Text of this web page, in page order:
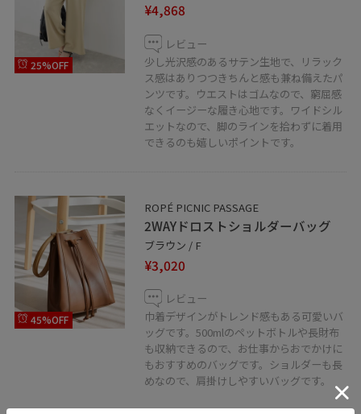
25%OFF
¥4,868
レビュー
少し光沢感のあるサテン生地で、リラック
ス感はありつつきちんと感も兼ね備えたパ
ンツです。ウエストはゴムなので、窮屈感
なくイージーな履き心地です。ワイドシル
エットなので、脚のラインを拾わずに着用
できるのも嬉しいポイントです。
45%OFF
ROPÉ PICNIC PASSAGE
2WAYドロストショルダーバッグ
ブラウン / F
¥3,020
レビュー
巾着デザインがトレンド感もある可愛いバ
ッグです。500mlのペットボトルや長財布
も収納できるので、お仕事からおでかけに
もおすすめのバッグです。ショルダーも長
めなので、肩掛けしやすいバッグです。